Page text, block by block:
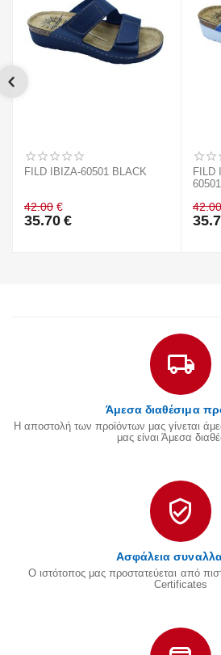
FILD IBIZA-60501 BLACK
42.00 €
35.70 €
FILD
42.00
Άμεσα διαθέσιμα
Η αποστολή των προϊόντων μας γίνεται
μας είναι Άμεσα
Ασφάλεια
Ο ιστότοπος μας προστατεύεται από
Certificates